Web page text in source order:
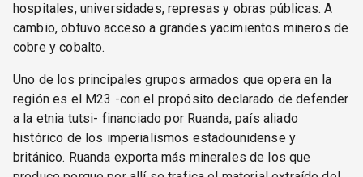
hospitales, universidades, represas y obras públicas. A
cambio, obtuvo acceso a grandes yacimientos mineros de
cobre y cobalto.
Uno de los principales grupos armados que opera en la
región es el M23 -con el propósito declarado de defender
a la etnia tutsi- financiado por Ruanda, país aliado
histórico de los imperialismos estadounidense y
británico. Ruanda exporta más minerales de los que